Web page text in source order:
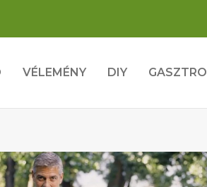
VÉLEMÉNY DIY GASZTRO